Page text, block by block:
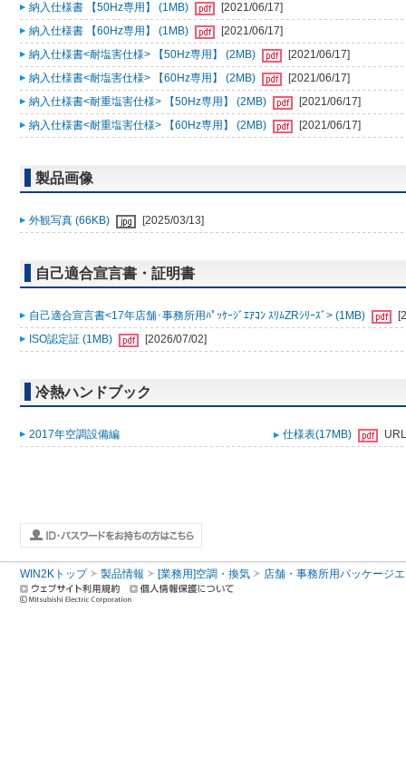
納入仕様書 【50Hz専用】 (1MB)
[2021/06/17]
納入仕様書 【60Hz専用】 (1MB)
[2021/06/17]
納入仕様書<耐塩害仕様> 【50Hz専用】 (2MB)
[2021/06/17]
納入仕様書<耐塩害仕様> 【60Hz専用】 (2MB)
[2021/06/17]
納入仕様書<耐重塩害仕様> 【50Hz専用】 (2MB)
[2021/06/17]
納入仕様書<耐重塩害仕様> 【60Hz専用】 (2MB)
[2021/06/17]
製品画像
外観写真 (66KB) [2025/03/13]
自己適合宣言書・証明書
自己適合宣言書<17年店舗･事務所用ﾊﾟｯｹｰｼﾞｴｱｺﾝ ｽﾘﾑZRｼﾘｰｽﾞ> (1MB)
ISO認定証 (1MB)
[2026/07/02]
冷熱ハンドブック
2017年空調設備編 仕様表(17MB) URL
WIN2Kトップ 製品情報 [業務用]空調・換気 店舗・事務所用パッケージ